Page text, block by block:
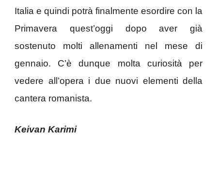
Italia e quindi potrà finalmente esordire con la
Primavera quest’oggi dopo aver già
sostenuto molti allenamenti nel mese di
gennaio. C’è dunque molta curiosità per
vedere all’opera i due nuovi elementi della
cantera romanista.
Keivan Karimi